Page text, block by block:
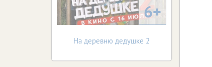
6+
На деревню дедушке 2